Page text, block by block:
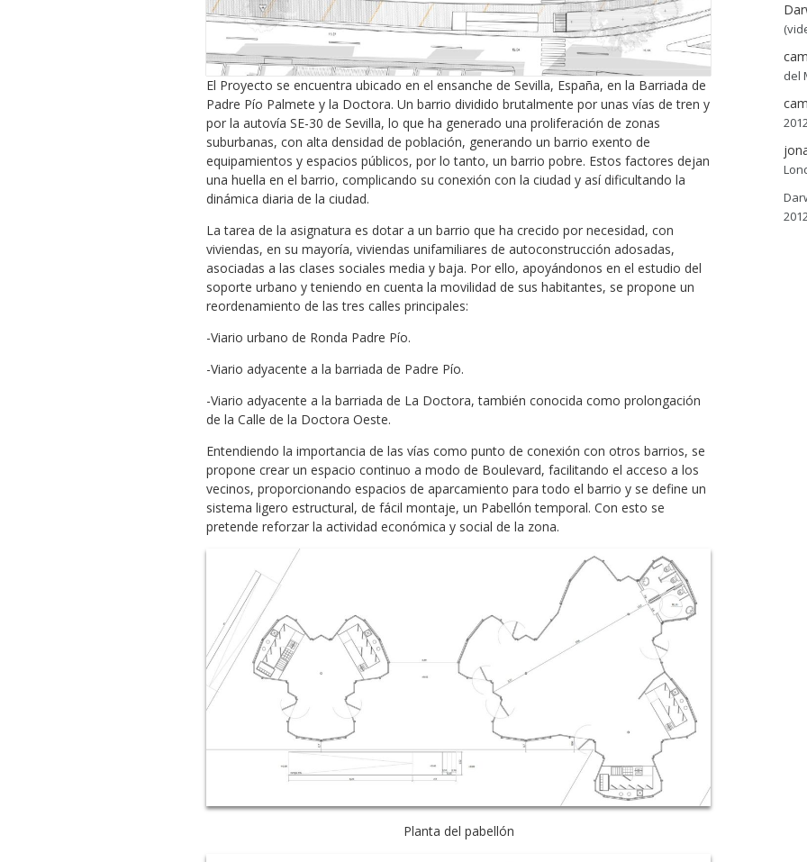
El Proyecto se encuentra ubicado en el ensanche de Sevilla, España, en la Barriada de
Padre Pío Palmete y la Doctora. Un barrio dividido brutalmente por unas vías de tren y
por la autovía SE-30 de Sevilla, lo que ha generado una proliferación de zonas
suburbanas, con alta densidad de población, generando un barrio exento de
equipamientos y espacios públicos, por lo tanto, un barrio pobre. Estos factores dejan
una huella en el barrio, complicando su conexión con la ciudad y así dificultando la
dinámica diaria de la ciudad.
La tarea de la asignatura es dotar a un barrio que ha crecido por necesidad, con
viviendas, en su mayoría, viviendas unifamiliares de autoconstrucción adosadas,
asociadas a las clases sociales media y baja. Por ello, apoyándonos en el estudio del
soporte urbano y teniendo en cuenta la movilidad de sus habitantes, se propone un
reordenamiento de las tres calles principales:
-Viario urbano de Ronda Padre Pío.
-Viario adyacente a la barriada de Padre Pío.
-Viario adyacente a la barriada de La Doctora, también conocida como prolongación
de la Calle de la Doctora Oeste.
Entendiendo la importancia de las vías como punto de conexión con otros barrios, se
propone crear un espacio continuo a modo de Boulevard, facilitando el acceso a los
vecinos, proporcionando espacios de aparcamiento para todo el barrio y se define un
sistema ligero estructural, de fácil montaje, un Pabellón temporal. Con esto se
pretende reforzar la actividad económica y social de la zona.
Planta del pabellón
del